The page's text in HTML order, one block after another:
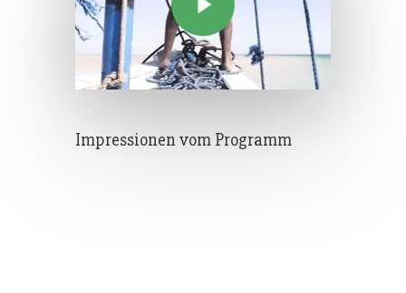
Impressionen vom Programm